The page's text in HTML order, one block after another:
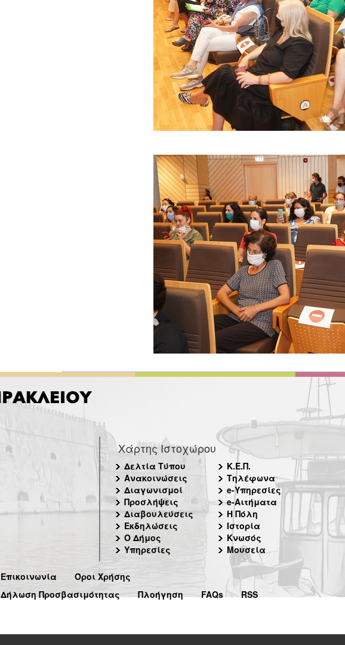
Χάρτης Ιστοχώρου
Δελτία Τύπου
Ανακοινώσεις
Διαγωνισμοί
Προσλήψεις
Διαβουλεύσεις
Εκδηλώσεις
Ο Δήμος
Υπηρεσίες
Κ.Ε.Π.
Τηλέφωνα
e-Υπηρεσίες
e-Αιτήματα
Η Πόλη
Ιστορία
Κνωσός
Μουσεία
Επικοινωνία
Όροι Χρήσης
Δήλωση Προσβασιμότητας
Πλοήγηση FAQs RSS